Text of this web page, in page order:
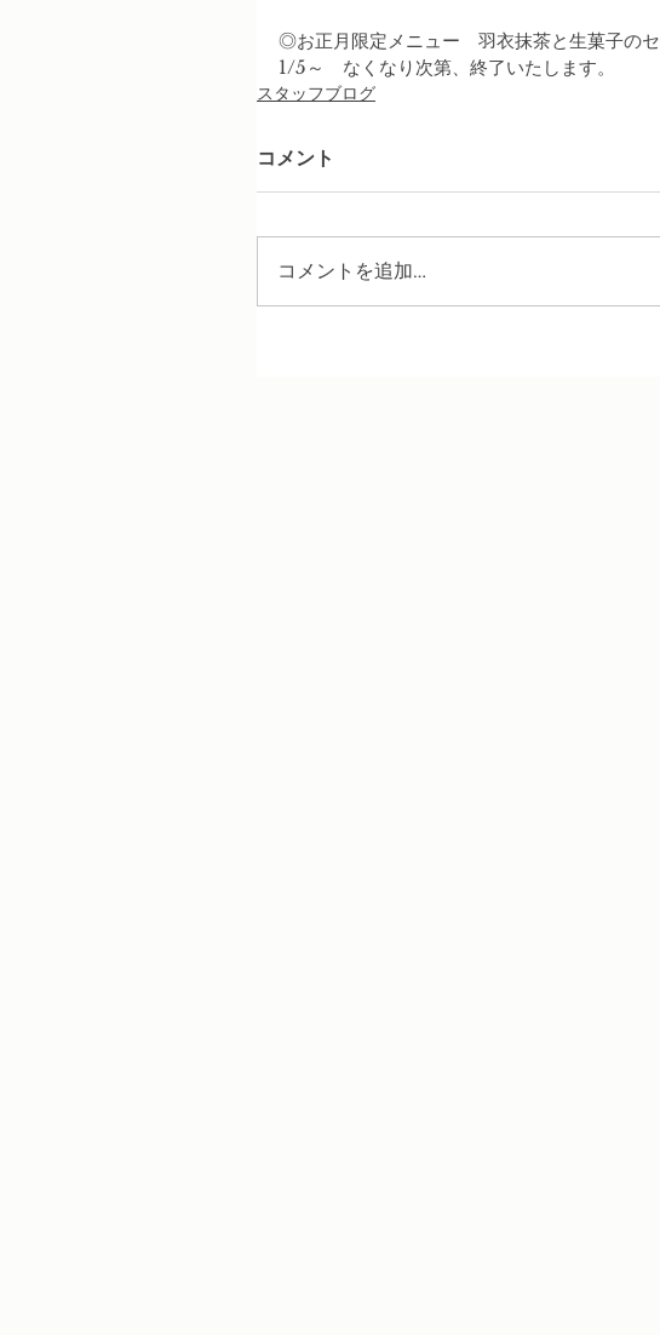
◎お正月限定メニュー　羽衣抹茶と生菓子のセ
1/5～　なくなり次第、終了いたします。
スタッフブログ
コメント
コメントを追加…